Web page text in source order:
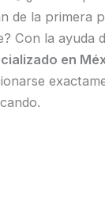
de la primera
Con la ayuda
en